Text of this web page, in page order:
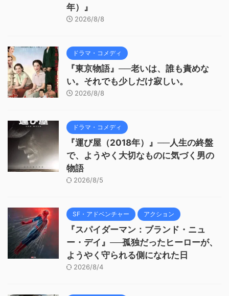
年）』
2026/8/8
ドラマ・コメディ
『東京物語』──老いは、誰も責めな
い。それでも少しだけ寂しい。
2026/8/8
ドラマ・コメディ
『運び屋（2018年）』──人生の終盤
で、ようやく大切なものに気づく男の
物語
2026/8/5
SF・アドベンチャー アクション
『スパイダーマン：ブランド・ニュ
ー・デイ』──孤独だったヒーローが、
ようやく守られる側になれた日
2026/8/4